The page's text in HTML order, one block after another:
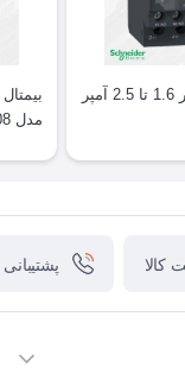
بیمتال اشنایدر 1.6 تا 2.5 آمپر
مدل LRD08
کالا